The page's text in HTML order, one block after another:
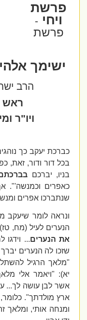
פרשת
ויחי-
פרשת
ישימך
הרב
ראש
ויו"ר
כברכת יעקב כך
בכל דור ודור, זאת,
בניו, יברכםבברכתם,
כאפרים וכמנשה'".
שנתברכו אפרים ומנשה.
ונראה לומר שיעקב
הנערים לעיל (מח, טז )
:
"
את הנערים... וידגו
שזכו לה הנערים יברך
מלאך הרגיללהשתלח
יא): "ויאמר אלי
אשר לבן עושה לך...
ארץ מולדתך". כלומר,
ומנחה אותי, ומלאך